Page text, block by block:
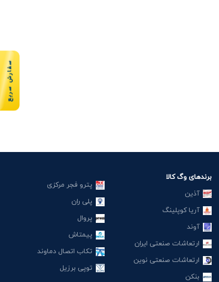
برندهای وگ کالا
آذین
آریا کوپلینگ
آوند
ارتعاشات صنعتی ایران
ارتعاشات صنعتی نوین
بنکن
پترو فجر مرکزی
پلی ران
پروال
پیمتاش
تکاب اتصال دماوند
توپی برزیل
سفارش سریع